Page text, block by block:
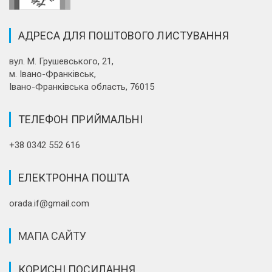
АДРЕСА ДЛЯ ПОШТОВОГО ЛИСТУВАННЯ
вул. М. Грушевського, 21,
м. Івано-Франківськ,
Івано-Франківська область, 76015
ТЕЛЕФОН ПРИЙМАЛЬНІ
+38 0342 552 616
ЕЛЕКТРОННА ПОШТА
orada.if@gmail.com
МАПА САЙТУ
КОРИСНІ ПОСИЛАННЯ